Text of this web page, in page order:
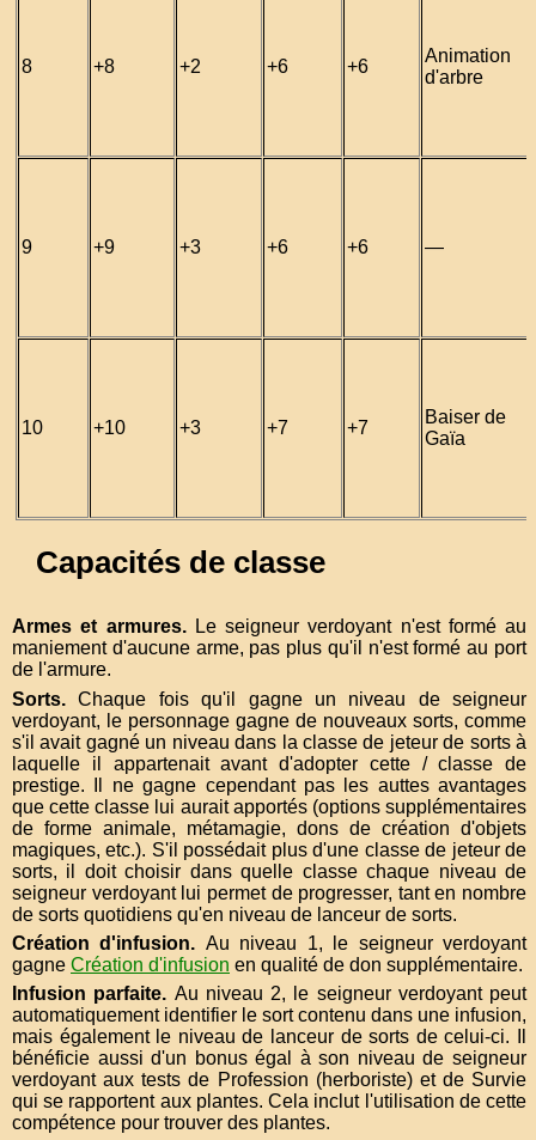
8 +8 +2 +6 +6
Animation
d'arbre
9 +9 +3 +6 +6 —
10 +10 +3 +7 +7
Baiser de
Gaïa
Capacités de classe
Armes et armures
Le seigneur verdoyant n'est formé au
maniement d'aucune arme, pas plus qu'il n'est formé au port
de l'armure.
Sorts
Chaque fois qu'il gagne un niveau de seigneur
verdoyant, le personnage gagne de nouveaux sorts, comme
s'il avait gagné un niveau dans la classe de jeteur de sorts à
laquelle il appartenait avant d'adopter cette / classe de
prestige. Il ne gagne cependant pas les auttes avantages
que cette classe lui aurait apportés (options supplémentaires
de forme animale, métamagie, dons de création d'objets
magiques, etc.). S'il possédait plus d'une classe de jeteur de
sorts, il doit choisir dans quelle classe chaque niveau de
seigneur verdoyant lui permet de progresser, tant en nombre
de sorts quotidiens qu'en niveau de lanceur de sorts.
Création d'infusion
Au niveau 1, le seigneur verdoyant
gagne Création d'infusion en qualité de don supplémentaire.
Infusion parfaite
Au niveau 2, le seigneur verdoyant peut
automatiquement identifier le sort contenu dans une infusion,
mais également le niveau de lanceur de sorts de celui-ci. Il
bénéficie aussi d'un bonus égal à son niveau de seigneur
verdoyant aux tests de Profession (herboriste) et de Survie
qui se rapportent aux plantes. Cela inclut l'utilisation de cette
compétence pour trouver des plantes.